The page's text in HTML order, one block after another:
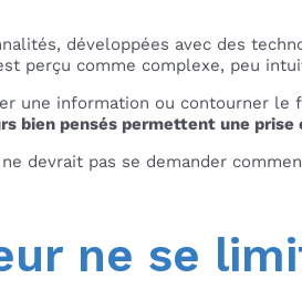
développées avec des
perçu comme complexe, peu
une information ou contourner
bien pensés permettent une
devrait pas se demander
ne se